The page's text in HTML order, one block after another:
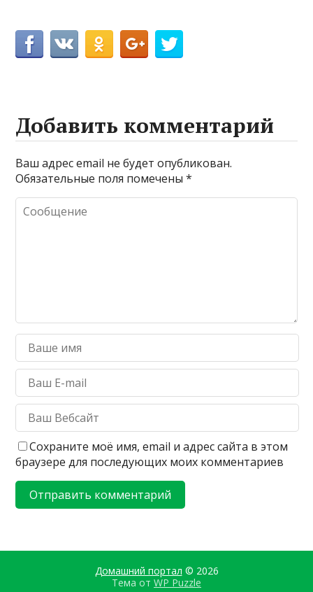
Добавить комментарий
Ваш адрес email не будет опубликован.
Обязательные поля помечены*
Сохраните моё имя, email и адрес сайта в этом
браузере для последующих моих комментариев
Домашний портал © 2026
Тема от WP Puzzle